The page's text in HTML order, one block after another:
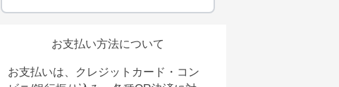
お支払い方法について
お支払いは、クレジットカード・コン